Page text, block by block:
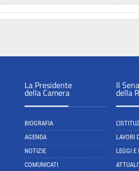
La Presidente
della Camera
BIOGRAFIA
AGENDA
NOTIZIE
COMUNICATI
Il
della
LAVORI
LEGGI E